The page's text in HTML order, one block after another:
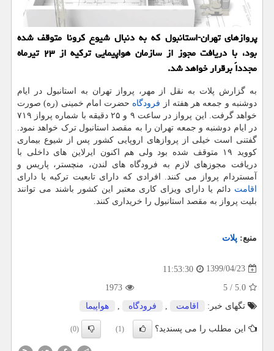
پروازهای تهران-استانبول كه به دنبال شیوع كرونا متوقف شده
بود، با دریافت مجوز از سازمان هواپیمایی تركیه از ۲۳ تیرماه
مجدداً برقرار خواهد شد.
به گزارش پلات به نقل از مهر، پرواز تهران به استانبول در ایام
دوشنبه و جمعه هر هفته از فرودگاه حضرت امام خمینی (ره) صورت
خواهد گرفت. این پرواز در ساعت ۹ و ۲۵ دقیقه با شماره پرواز ۷۱۹
در ایام دوشنبه و جمعه تهران را به مقصد استانبول ترک خواهد نمود.
گفتنی است خیلی از پروازهای اروپایی کشور پس از شیوع بیماری
کووید ۱۹ متوقف شده بود ولی هم اکنون ایرلاین های داخلی با
دریافت مجوزهای لازم به فرودگاه های لندن، منچستر، پاریس و
آمستردام پرواز می کنند. افرادی که دارای تابعیت ترکیه یا دارای
اقامت دائم یا دارای ویزای کاری معتبر این کشور باشند می توانند
بلیت پرواز به مقصد استانبول را خریداری کنند.
منبع: پلات
1399/04/23
11:53:30
5.0
/
5
1973
تگهای خبر:
اقامت فرودگاه هواپیما
این مطلب را می پسندید؟ (1)
(0)